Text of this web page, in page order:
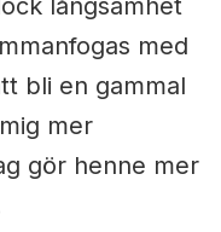
med
bli en gammal
mer
gör henne mer